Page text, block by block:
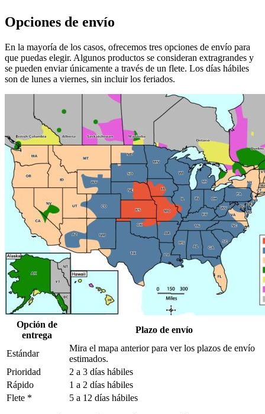
Opciones de envío
En la mayoría de los casos, ofrecemos tres opciones de envío para
que puedas elegir. Algunos productos se consideran extragrandes y
se pueden enviar únicamente a través de un flete. Los días hábiles
son de lunes a viernes, sin incluir los feriados.
Opción de
entrega
Plazo de envío
Estándar
Mira el mapa anterior para ver los plazos de envío
estimados.
Prioridad
2 a 3 días hábiles
Rápido
1 a 2 días hábiles
Flete *
5 a 12 días hábiles